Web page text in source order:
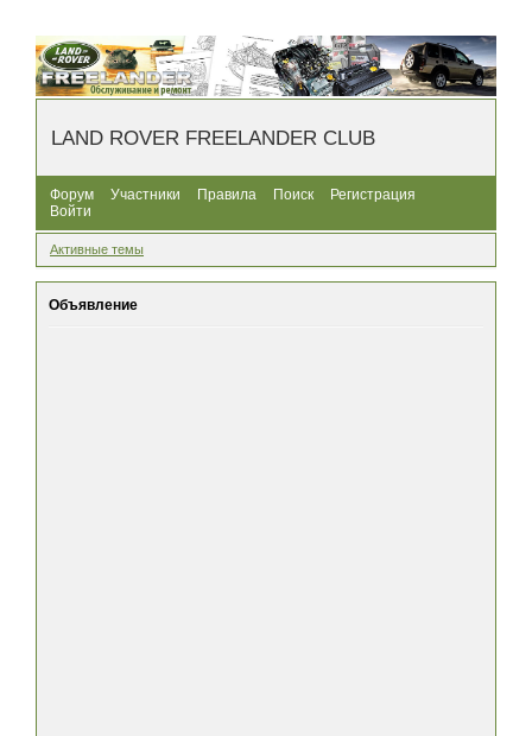
LAND ROVER FREELANDER CLUB
Форум Участники Правила Поиск
Регистрация
Войти
Активные темы
Объявление